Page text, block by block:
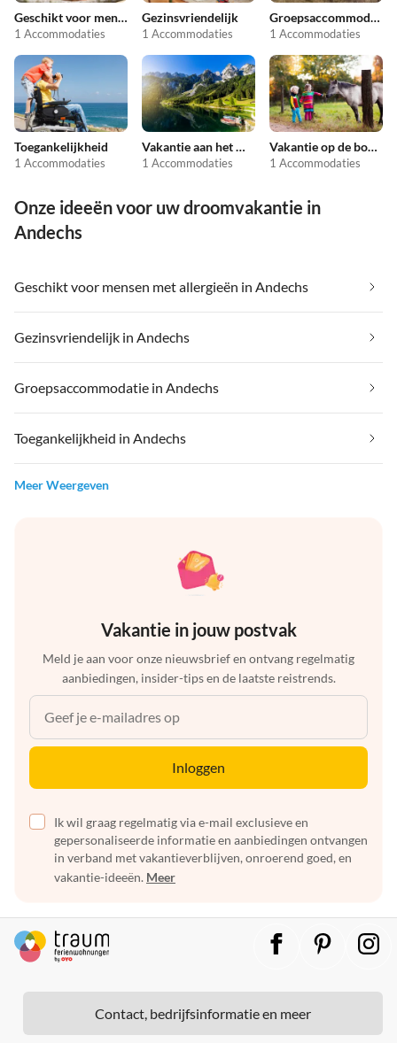
Geschikt voor mensen met allergieën
1 Accommodaties
Gezinsvriendelijk
1 Accommodaties
Groepsaccommodatie
1 Accommodaties
Toegankelijkheid
1 Accommodaties
Vakantie aan het meer
1 Accommodaties
Vakantie op de boerderij
1 Accommodaties
Onze ideeën voor uw droomvakantie in
Andechs
Geschikt voor mensen met allergieën in Andechs
Gezinsvriendelijk in Andechs
Groepsaccommodatie in Andechs
Toegankelijkheid in Andechs
Meer Weergeven
Vakantie in jouw postvak
Meld je aan voor onze nieuwsbrief en ontvang regelmatig
aanbiedingen, insider-tips en de laatste reistrends.
Inloggen
Ik wil graag regelmatig via e-mail exclusieve en
gepersonaliseerde informatie en aanbiedingen ontvangen
in verband met vakantieverblijven, onroerend goed, en
vakantie-ideeën. Meer
Contact, bedrijfsinformatie en meer